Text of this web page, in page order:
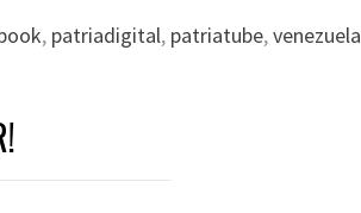
, patriadigital, patriatube,venezuela